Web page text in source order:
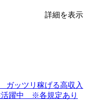
詳細を表示